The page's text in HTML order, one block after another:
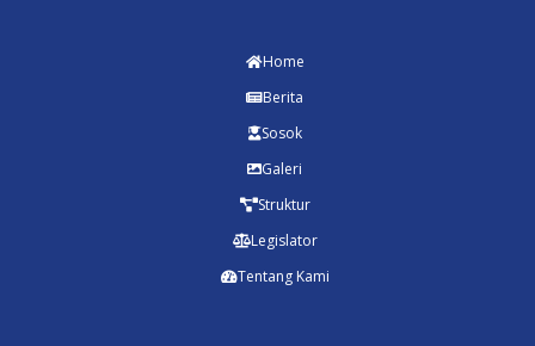
Home
Berita
Sosok
Galeri
Struktur
Legislator
Tentang Kami